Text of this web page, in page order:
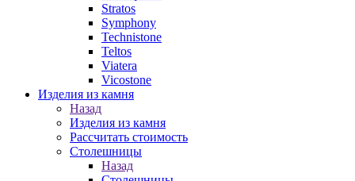
Stratos
Symphony
Technistone
Teltos
Viatera
Vicostone
Изделия из камня
Назад
Изделия из камня
Рассчитать стоимость
Столешницы
Назад